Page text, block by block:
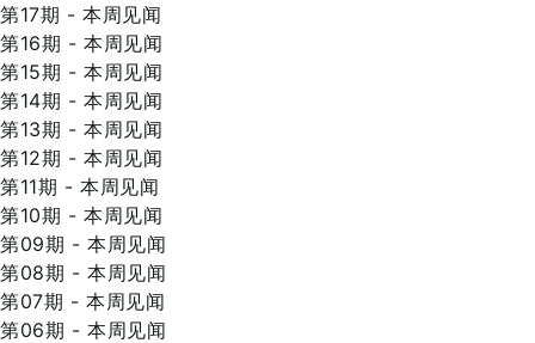
第17期 - 本周见闻
第16期 - 本周见闻
第15期 - 本周见闻
第14期 - 本周见闻
第13期 - 本周见闻
第12期 - 本周见闻
第11期 - 本周见闻
第10期 - 本周见闻
第09期 - 本周见闻
第08期 - 本周见闻
第07期 - 本周见闻
第06期 - 本周见闻